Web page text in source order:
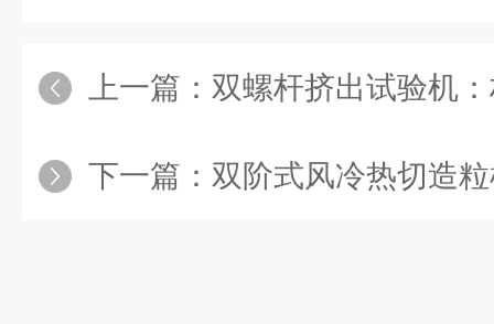
上一篇： 双螺杆挤出试验机：材
下一篇： 双阶式风冷热切造